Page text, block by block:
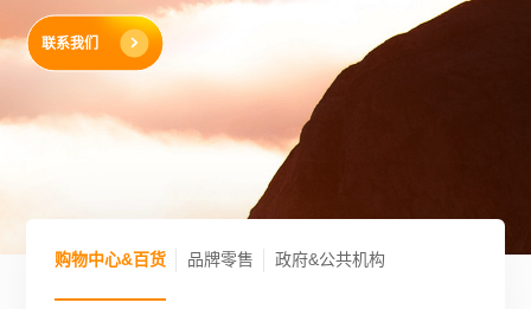
联系我们
购物中心&百货 品牌零售 政府&公共机构